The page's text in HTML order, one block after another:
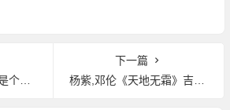
弹唱谱
下一篇
杨紫,邓伦《天地无霜》吉他谱G调吉他弹唱谱